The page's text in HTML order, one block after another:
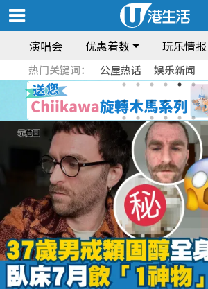
演唱会 优惠着数 玩乐情报
热门关键词： 公屋热话 娱乐新闻